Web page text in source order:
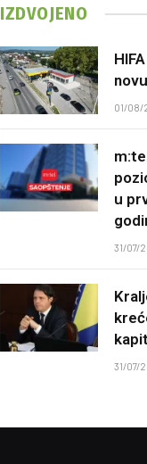
IZDVOJENO
01/08/
u
31/07/
31/07/